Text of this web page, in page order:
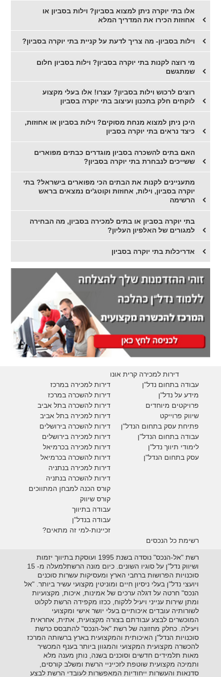
אלו בתי יוקרה ניתן למצוא בסביון? וילות בסביון או
אחוזות הכירו את המדריך המלא
וילות בסביון- מה צריך לדעת על קניית בתי יוקרה בסביון?
מי רוצה לקנות בתי יוקרה בסביון? וילות בסביון חלום
שמתגשם
רוצים לרכוש וילות בסביון? עצרו! אלו בעלי מקצוע
לוקחים חלק בתכנון ועיצוב בתי יוקרה בסביון
היכן ניתן למצוא מנחת מסוקים? וילות בסביון או אחוזות,
כיצד נראים בתי יוקרה בסביון
האם בתים להשכרה בסביון מוגדרים כבתים מפוארים
ששייכים לנבחרת בתי יוקרה בסביון?
מתעניינים לקנות את הבתים הכי מפוארים בישראל? בתי
יוקרה בסביון, וילות, אחוזות וקוטג'ים נמצאים בראש
הרשימה
בתי יוקרה בסביון או בתים למכירה בסביון, מה הבחירה
למגורים של האלפיון העליון?
אדריכלות בתי יוקרה בסביון
דירות למכירה קרית אונו
דירות למכירה במרכז
דירות להשכרה במרכז
דירות להשכרה בתל אביב
דירות למכירה בתל אביב
דירות להשכרה בירושלים
דירות למכירה בירושלים
דירות למכירה בכרמיאל
דירות להשכרה בכרמיאל
דירות למכירה בנתניה
דירות להשכרה בנתניה
קורס הכנה למבחן המתווכים
קורס שיווק
עבודה בתיווך
עבודה בנדל"ן
זכיינות-למי זה מתאים?
עבודה בתחום נדל"ן
מידע על נדל"ן
פרויקטים מיוחדים
שיווק פרוייקט
פתיחת עסק בתחום הנדל"ן
עבודה בתחום הנדל"ן
לימודי תיווך נדל"ן
עסק בתחום הנדל"ן
רשימת כל הנכסים
רשת "אל-הנכס" נוסדה בשנת 1995 ועוסקת בתיווך יזמות
ושיווק נדל"ן על סוגיו השונים. כיום מונה הרשתלמעלה מ- 15
סוכנויות הפרושות ברחבי הארץ ומעסיקות עשרות סוכנים
ויועצי נדל"ן בעלי ניסיון חיים ומוניטין מקצועי עשיר ביותר. "אל
הנכס" חרטה על דגלה ערכים של אמינות, איכות, מקצועיות
ומתן שירות ענייני ויעיל ללקוח, ככזו מקפידה הרשת לקלוט
לשורותיה עובדים איכותיים בעלי יושר אישי ומקצועי
המוכשרים לבצע עבודתם בצורה מקצועית, אתית, אחראית
ויעילה. כחלק מחזונה של רשת "אל-הנכס" להתבסס כרשת
סוכנויות הנדל"ן האיכותית והמקצועית בארץ ברשותה המרכז
להכשרה מקצועית המקצועי והמגוון ביותר בענף המכשיר
מאות תלמידים חדשים וסוכנים בשנה, נותן מענה מלא
ותמיכה מקצועית שוטפת לזכייניי הרשת ומשלב קורסים,
סדנאות והעשרות ייחודיות המאפשרות לעובדי הרשת לבצע